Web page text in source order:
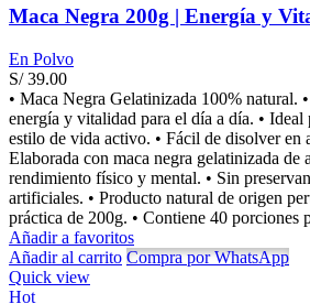
Maca Negra 200g | Energía y
En Polvo
S/39.00
• Maca Negra Gelatinizada 100% natural.
energía y vitalidad para el día a día. • Ideal
estilo de vida activo. • Fácil de disolver en
Elaborada con maca negra gelatinizada de
rendimiento físico y mental. • Sin
artificiales. • Producto natural de origen
práctica de 200g. • Contiene 40 porciones
Añadir a favoritos
Añadir al carrito Compra por WhatsApp
Quick view
Hot